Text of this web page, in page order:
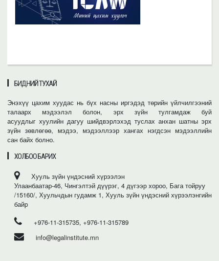
БИДНИЙ ТУХАЙ
Энэхүү цахим хуудас нь бүх насны иргэдэд төрийн үйлчилгээний
талаарх мэдээлэл болон, эрх зүйн тулгамдаж буй
асуудлыг хуулийн дагуу шийдвэрлэхэд туслах анхан шатны эрх
зүйн зөвлөгөө, мэдээ, мэдээллээр хангах нэгдсэн мэдээллийн
сан байх болно.
ХОЛБОО БАРИХ
Хууль зүйн үндэсний хүрээлэн
Улаанбаатар-46, Чингэлтэй дүүрэг, 4 дүгээр хороо, Бага тойруу
/15160/, Хуульчдын гудамж 1, Хууль зүйн үндэсний хүрээлэнгийн
байр
+976-11-315735, +976-11-315789
info@legalinstitute.mn